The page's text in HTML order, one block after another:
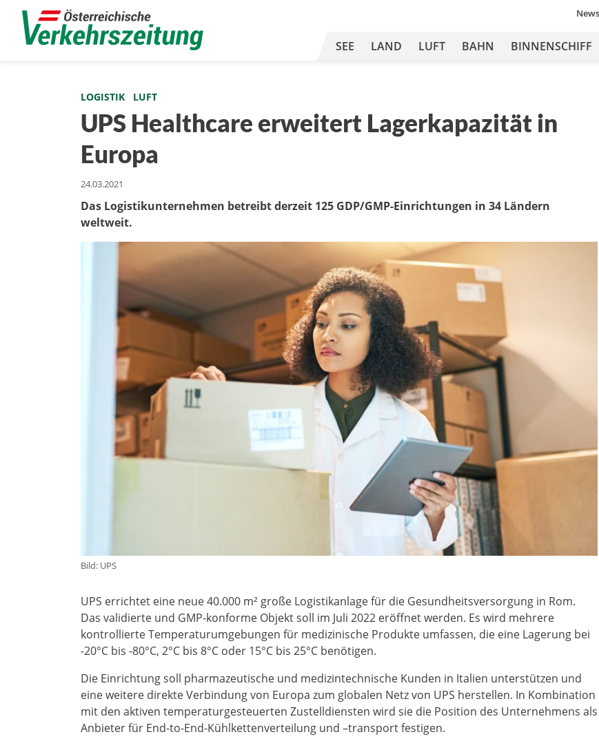
SEE LAND LUFT BAHN BINNENSCHIFF
LOGISTIK LUFT
UPS Healthcare erweitert Lagerkapazität in
Europa
24.03.2021
Das Logistikunternehmen betreibt derzeit 125 GDP/GMP-Einrichtungen in 34 Ländern
weltweit.
Bild: UPS
UPS errichtet eine neue 40.000 m² große Logistikanlage für die Gesundheitsversorgung in Rom.
Das validierte und GMP-konforme Objekt soll im Juli 2022 eröffnet werden. Es wird mehrere
kontrollierte Temperaturumgebungen für medizinische Produkte umfassen, die eine Lagerung bei
-20°C bis -80°C, 2°C bis 8°C oder 15°C bis 25°C benötigen.
Die Einrichtung soll pharmazeutische und medizintechnische Kunden in Italien unterstützen und
eine weitere direkte Verbindung von Europa zum globalen Netz von UPS herstellen. In Kombination
mit den aktiven temperaturgesteuerten Zustelldiensten wird sie die Position des Unternehmens als
Anbieter für End-to-End-Kühlkettenverteilung und –transport festigen.